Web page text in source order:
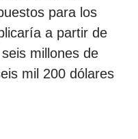
para los
a partir de
millones de
mil 200 dólares